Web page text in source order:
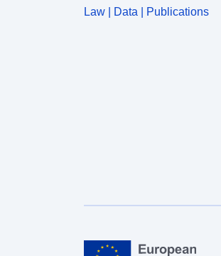
Law | Data | Publications